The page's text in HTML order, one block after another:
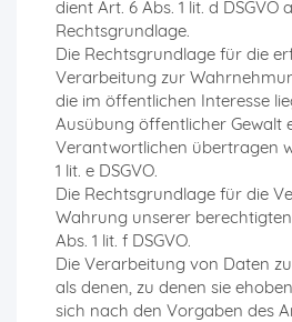
dient Art. 6 Abs. 1 lit. d DSGVO
Rechtsgrundlage.
Die Rechtsgrundlage für die
Verarbeitung zur
die im öffentlichen Interesse
Ausübung öffentlicher Gewalt
Verantwortlichen übertragen
1 lit. e DSGVO.
Die Rechtsgrundlage für die
Wahrung unserer
Abs. 1 lit. f DSGVO.
Die Verarbeitung von Daten
als denen, zu denen sie
sich nach den Vorgaben des